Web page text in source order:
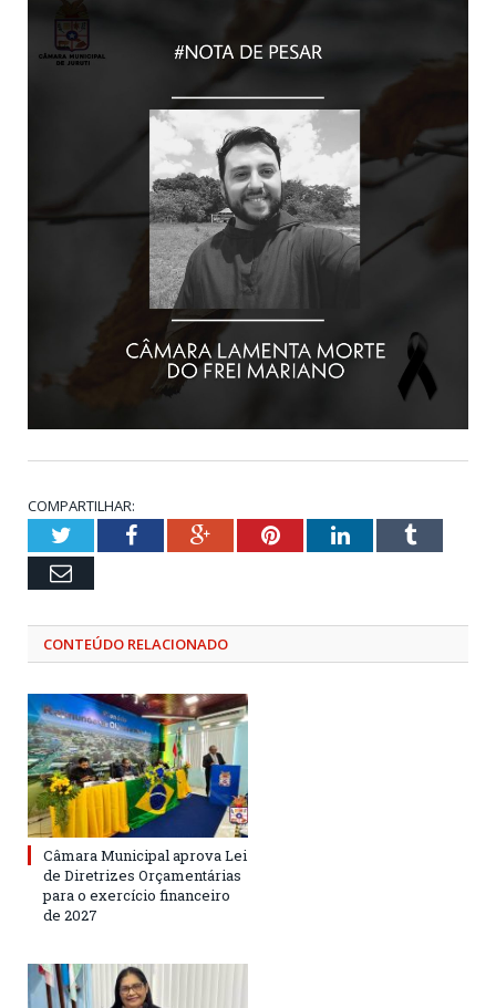
COMPARTILHAR:
TwitterFacebookGoogle+PinterestLinkedInTumblr
Email
CONTEÚDO RELACIONADO
Câmara Municipal aprova Lei
de Diretrizes Orçamentárias
para o exercício financeiro
de 2027